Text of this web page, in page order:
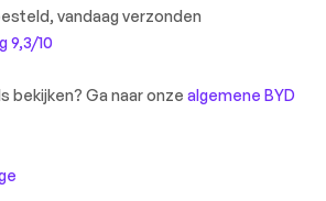
vandaag verzonden
9,3/10
bekijken? Ga naar onze algemene BYD